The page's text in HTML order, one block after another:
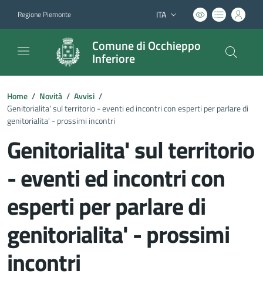
Regione Piemonte Lingua attiva:
ITA
Comune di Occhieppo
Inferiore
Home / Novità / Avvisi /
Genitorialita' sul territorio - eventi ed incontri con esperti per parlare di
genitorialita' - prossimi incontri
Genitorialita' sul territorio
- eventi ed incontri con
esperti per parlare di
genitorialita' - prossimi
incontri